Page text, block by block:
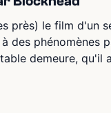
près) le film d'un
des phénomènes
demeure,